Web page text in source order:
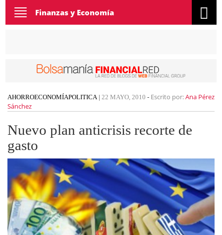
Toggle
navigation
Finanzas y Economía
AHORROECONOMÍAPOLITICA| 22 MAYO, 2010 - Escrito por:Ana Pérez
Sánchez
Nuevo plan anticrisis recorte de
gasto